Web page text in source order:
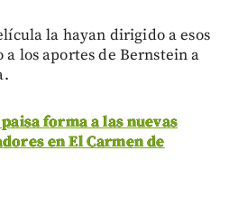
la hayan dirigido a esos
a los aportes de Bernstein a
paisa forma a las nuevas
en El Carmen de